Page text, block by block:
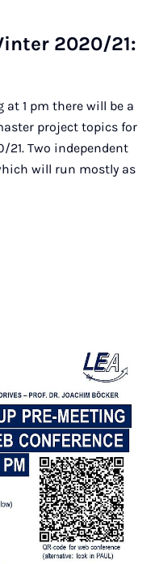
2020/21:
at 1 pm there will be a
project topics for
Two independent
will run mostly as